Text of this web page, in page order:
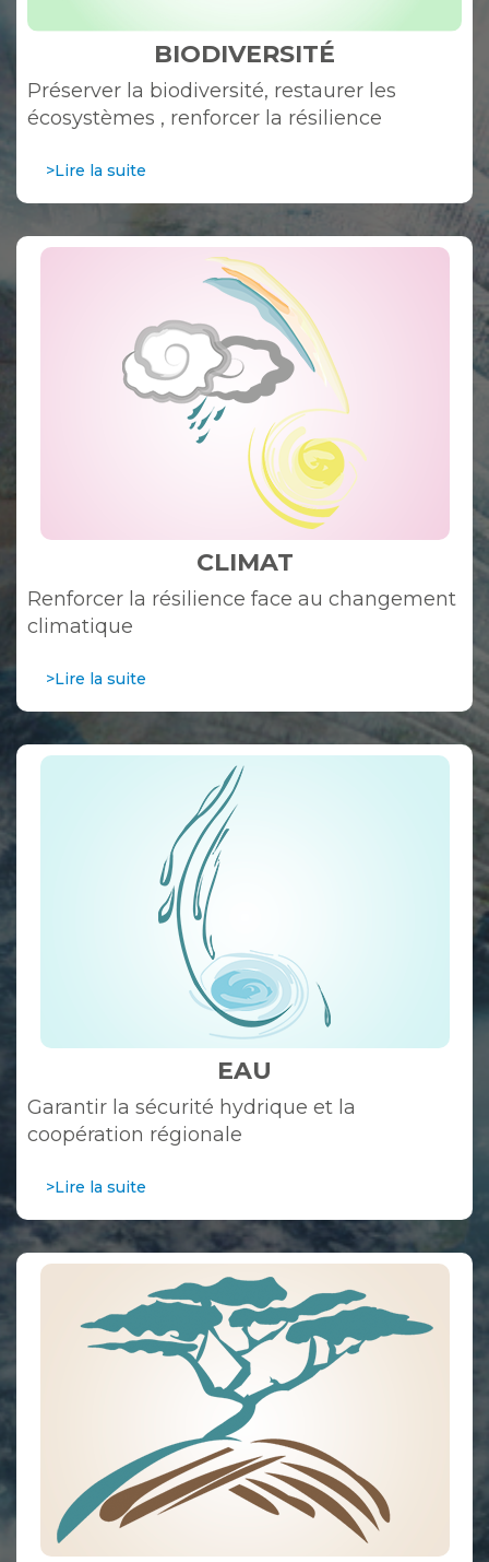
BIODIVERSITÉ
Préserver la biodiversité, restaurer les
écosystèmes , renforcer la résilience
>Lire la suite
CLIMAT
Renforcer la résilience face au changement
climatique
>Lire la suite
EAU
Garantir la sécurité hydrique et la
coopération régionale
>Lire la suite